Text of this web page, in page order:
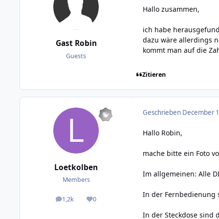
Gast Robin
Guests
Hallo zusammen,
ich habe
dazu wäre allerdings
kommt man auf die
Zitieren
Loetkolben
Members
1,2k
posts 0
Reputation
Geschrieben December
Hallo Robin,
mache bitte ein Foto
Im allgemeinen: Alle
In der Fernbedienung
In der Steckdose sind